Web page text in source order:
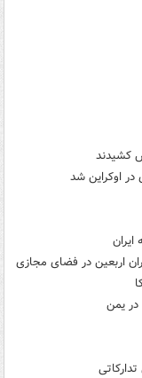
کشیدند
اوکراین شد
اربعین در فضای مجازی
در یمن